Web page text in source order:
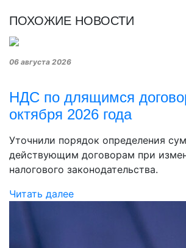
ПОХОЖИЕ НОВОСТИ
06 августа 2026
НДС по длящимся
октября 2026 года
Уточнили порядок определения
действующим договорам при
налогового законодательства.
Читать далее